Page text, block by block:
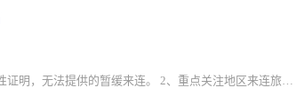
1、来（返）连人员需要提供48小时核酸检测阴性证明，无法提供的暂缓来连。 2、重点关注地区来连旅客需持有48小时核酸检测阴性证明外，需填写《港口入连人员健康申报卡》，最后下船。